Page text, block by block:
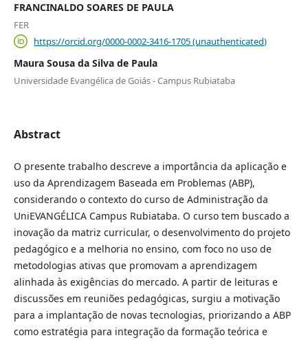
FRANCINALDO SOARES DE PAULA
FER
https://orcid.org/0000-0002-3416-1705 (unauthenticated)
Maura Sousa da Silva de Paula
Universidade Evangélica de Goiás - Campus Rubiataba
Abstract
O presente trabalho descreve a importância da aplicação e
uso da Aprendizagem Baseada em Problemas (ABP),
considerando o contexto do curso de Administração da
UniEVANGÉLICA Campus Rubiataba. O curso tem buscado a
inovação da matriz curricular, o desenvolvimento do projeto
pedagógico e a melhoria no ensino, com foco no uso de
metodologias ativas que promovam a aprendizagem
alinhada às exigências do mercado. A partir de leituras e
discussões em reuniões pedagógicas, surgiu a motivação
para a implantação de novas tecnologias, priorizando a ABP
como estratégia para integração da formação teórica e